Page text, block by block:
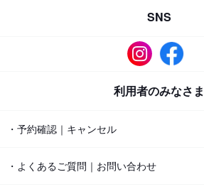
SNS
利用者のみなさま
・予約確認｜キャンセル
・よくあるご質問｜お問い合わせ